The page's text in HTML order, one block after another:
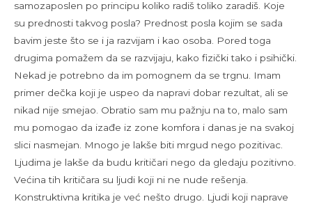
samozaposlen po principu koliko radiš toliko zaradiš. Koje
su prednosti takvog posla? Prednost posla kojim se sada
bavim jeste što se i ja razvijam i kao osoba. Pored toga
drugima pomažem da se razvijaju, kako fizički tako i psihički.
Nekad je potrebno da im pomognem da se trgnu. Imam
primer dečka koji je uspeo da napravi dobar rezultat, ali se
nikad nije smejao. Obratio sam mu pažnju na to, malo sam
mu pomogao da izađe iz zone komfora i danas je na svakoj
slici nasmejan. Mnogo je lakše biti mrgud nego pozitivac.
Ljudima je lakše da budu kritičari nego da gledaju pozitivno.
Većina tih kritičara su ljudi koji ni ne nude rešenja.
Konstruktivna kritika je već nešto drugo. Ljudi koji naprave